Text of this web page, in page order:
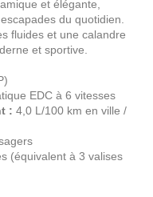
et élégante,
du quotidien.
fluides et une calandre
et sportive.
EDC à 6 vitesses
: 4,0 L/100 km en ville /
(équivalent à 3 valises